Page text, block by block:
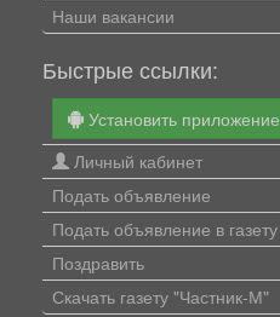
Наши вакансии
Быстрые ссылки:
Установить приложение
Личный кабинет
Подать объявление
Подать объявление в газету
Поздравить
Скачать газету "Частник-М"